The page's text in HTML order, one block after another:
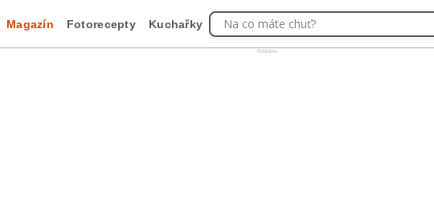
Reklama
Magazín Fotorecepty Kuchařky Na co máte chuť?